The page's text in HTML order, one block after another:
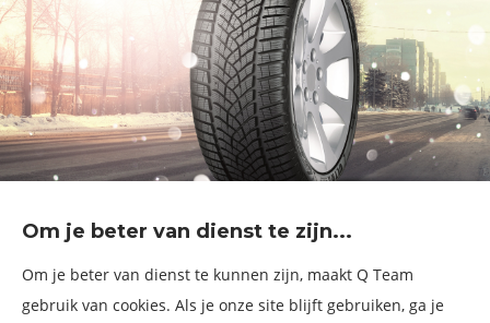
Om je beter van dienst te zijn...
Om je beter van dienst te kunnen zijn, maakt Q Team
gebruik van cookies. Als je onze site blijft gebruiken, ga je
Blog
Onze dienstverlening
Banden
Velgen
Diensten
Afspraak Maken
Informatie over
Professionele voertuigen
B2Bassistance
Werken bij QTeam
Maak een afspraak